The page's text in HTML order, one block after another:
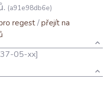
(a91e98db6e)
regest/přejít na
05-xx]